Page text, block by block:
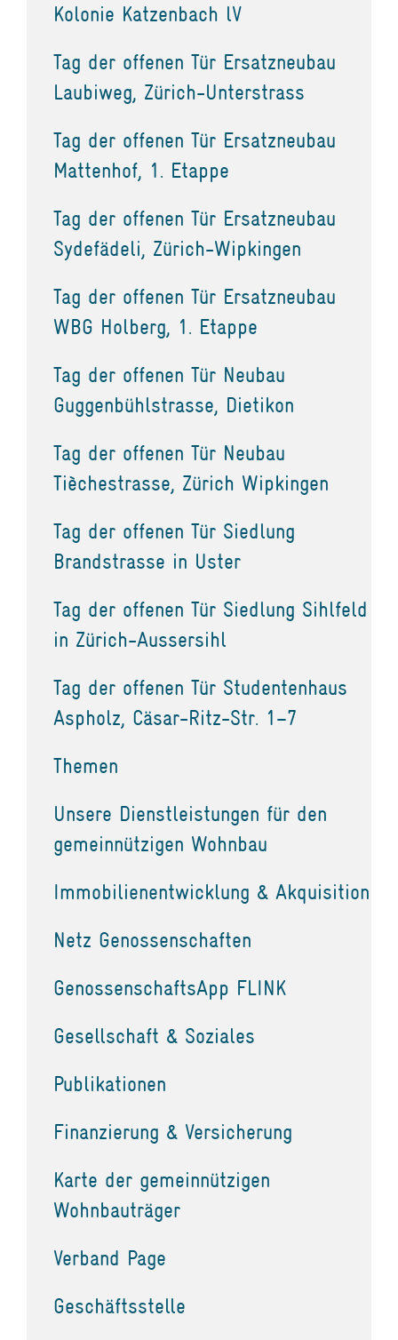
Kolonie Katzenbach lV
Tag der offenen Tür Ersatzneubau
Laubiweg, Zürich-Unterstrass
Tag der offenen Tür Ersatzneubau
Mattenhof, 1. Etappe
Tag der offenen Tür Ersatzneubau
Sydefädeli, Zürich-Wipkingen
Tag der offenen Tür Ersatzneubau
WBG Holberg, 1. Etappe
Tag der offenen Tür Neubau
Guggenbühlstrasse, Dietikon
Tag der offenen Tür Neubau
Tièchestrasse, Zürich Wipkingen
Tag der offenen Tür Siedlung
Brandstrasse in Uster
Tag der offenen Tür Siedlung Sihlfeld
in Zürich-Aussersihl
Tag der offenen Tür Studentenhaus
Aspholz, Cäsar-Ritz-Str. 1–7
Themen
Unsere Dienstleistungen für den
gemeinnützigen Wohnbau
Immobilienentwicklung & Akquisition
Netz Genossenschaften
GenossenschaftsApp FLINK
Gesellschaft & Soziales
Publikationen
Finanzierung & Versicherung
Karte der gemeinnützigen
Wohnbauträger
Verband Page
Geschäftsstelle